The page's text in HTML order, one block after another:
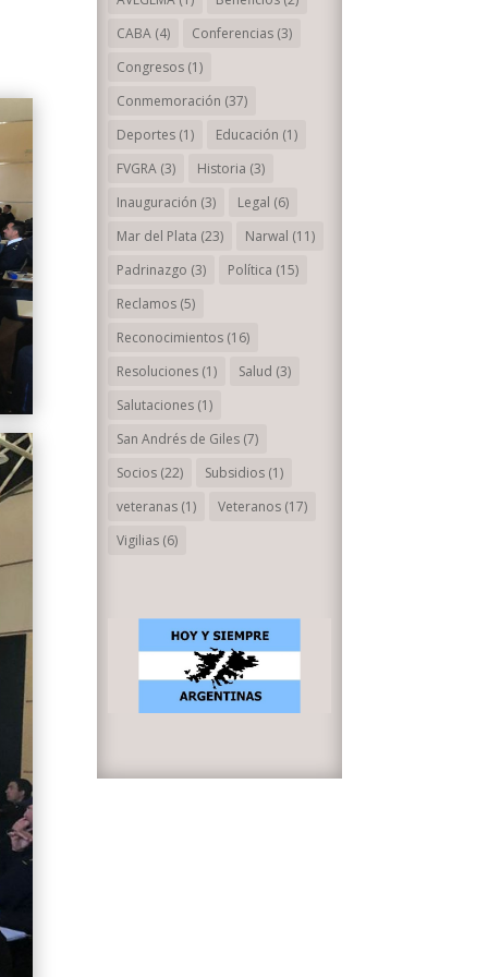
CABA (4) Conferencias (3)
Congresos (1)
Conmemoración (37)
Deportes (1) Educación (1)
FVGRA (3) Historia (3)
Inauguración (3) Legal (6)
Mar del Plata (23) Narwal (11)
Padrinazgo (3) Política (15)
Reclamos (5)
Reconocimientos (16)
Resoluciones (1) Salud (3)
Salutaciones (1)
San Andrés de Giles (7)
Socios (22) Subsidios (1)
veteranas (1) Veteranos (17)
Vigilias (6)